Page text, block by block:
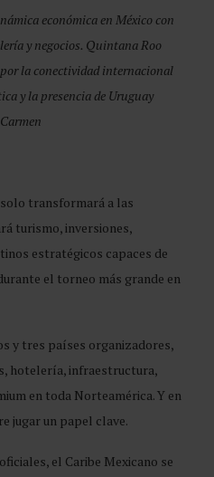
económica en México con
y negocios. Quintana Roo
la conectividad internacional
y la presencia de Uruguay
transformará a las
turismo, inversiones,
estratégicos capaces de
el torneo más grande en
y tres países organizadores,
hotelería, infraestructura,
en toda Norteamérica. Y en
jugar un papel clave.
el Caribe Mexicano se